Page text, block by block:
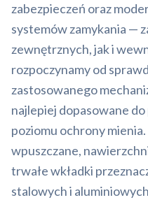
zabezpieczeń oraz
systemów zamykania —
zewnętrznych, jak i
rozpoczynamy od
zastosowanego
najlepiej dopasowane
poziomu ochrony
wpuszczane,
trwałe wkładki
stalowych i